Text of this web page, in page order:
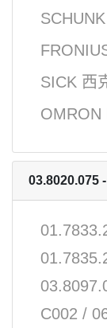
SICK 西
OMRON
03.8020.075
C002 /